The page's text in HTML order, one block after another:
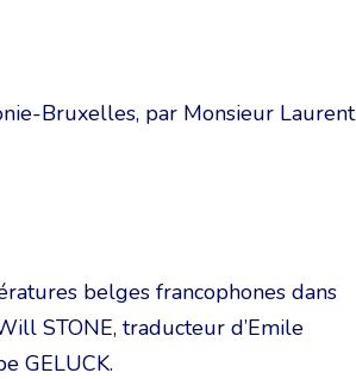
Bruxelles, par Monsieur Laurent
belges francophones dans
STONE, traducteur d’Emile
GELUCK.